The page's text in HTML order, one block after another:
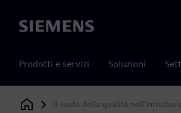
Siemens
Prodotti e servizi Soluzioni
Siemens Digital Industries Software
Il ruolo della qualità